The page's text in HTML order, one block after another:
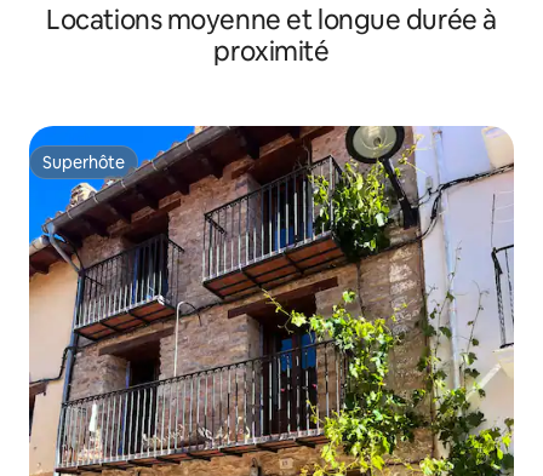
Locations moyenne et longue durée à
proximité
Superhôte
Superhôte